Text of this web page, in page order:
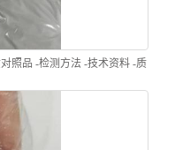
照品 -检测方法 -技术资料 -质
-鼎信通李杰